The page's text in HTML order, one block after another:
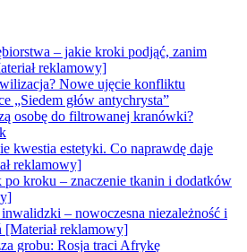
– jakie kroki podjąć, zanim
reklamowy]
Nowe ujęcie konfliktu
„Siedem głów antychrysta”
osobę do filtrowanej kranówki?
kwestia estetyki. Co naprawdę daje
reklamowy]
kroku – znaczenie tkanin i dodatków
– nowoczesna niezależność i
[Materiał reklamowy]
grobu: Rosja traci Afrykę